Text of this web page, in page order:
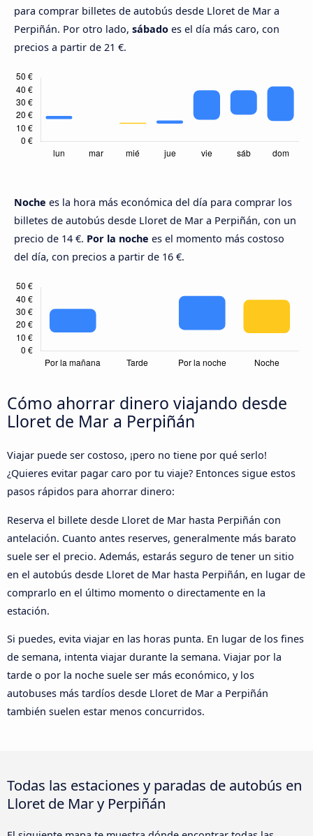
para comprar billetes de autobús desde Lloret de Mar a
Perpiñán. Por otro lado, sábado es el día más caro, con
precios a partir de 21 €.
Noche es la hora más económica del día para comprar los
billetes de autobús desde Lloret de Mar a Perpiñán, con un
precio de 14 €. Por la noche es el momento más costoso
del día, con precios a partir de 16 €.
Cómo ahorrar dinero viajando desde
Lloret de Mar a Perpiñán
Viajar puede ser costoso, ¡pero no tiene por qué serlo!
¿Quieres evitar pagar caro por tu viaje? Entonces sigue estos
pasos rápidos para ahorrar dinero:
Reserva el billete desde Lloret de Mar hasta Perpiñán con
antelación. Cuanto antes reserves, generalmente más barato
suele ser el precio. Además, estarás seguro de tener un sitio
en el autobús desde Lloret de Mar hasta Perpiñán, en lugar de
comprarlo en el último momento o directamente en la
estación.
Si puedes, evita viajar en las horas punta. En lugar de los fines
de semana, intenta viajar durante la semana. Viajar por la
tarde o por la noche suele ser más económico, y los
autobuses más tardíos desde Lloret de Mar a Perpiñán
también suelen estar menos concurridos.
Todas las estaciones y paradas de autobús en
Lloret de Mar y Perpiñán